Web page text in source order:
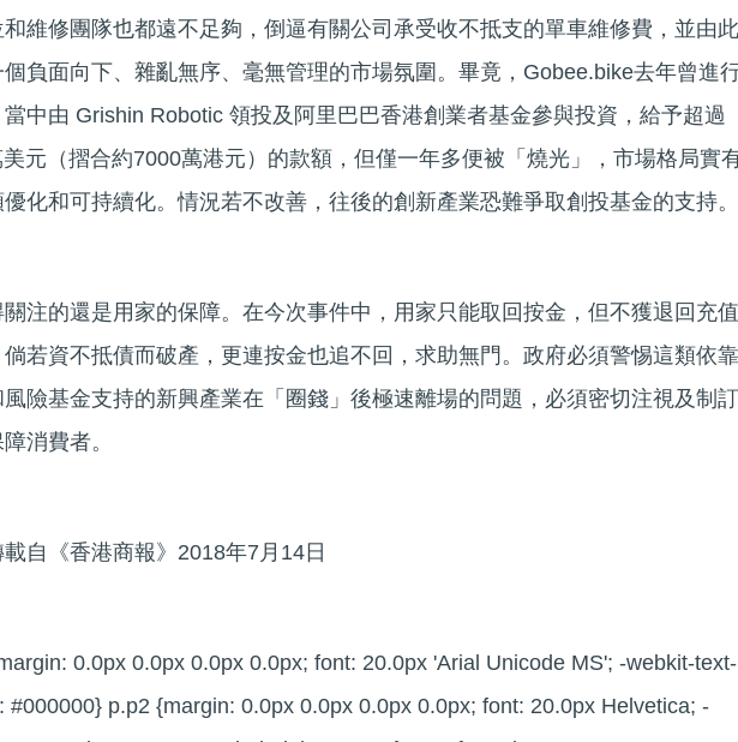
維修團隊也都遠不足夠，倒逼有關公司承受收不抵支的單車維修費，並由此
個負面向下、雜亂無序、毫無管理的市場氛圍。畢竟，Gobee.bike去年曾進
中由 Grishin Robotic 領投及阿里巴巴香港創業者基金參與投資，給予超過
元（摺合約7000萬港元）的款額，但僅一年多便被「燒光」，市場格局實
化和可持續化。情況若不改善，往後的創新產業恐難爭取創投基金的支持。
注的還是用家的保障。在今次事件中，用家只能取回按金，但不獲退回充值
若資不抵債而破產，更連按金也追不回，求助無門。政府必須警惕這類依靠
險基金支持的新興產業在「圈錢」後極速離場的問題，必須密切注視及制訂
消費者。
載自《香港商報》2018年7月14日
0.0px 0.0px 0.0px 0.0px; font: 20.0px 'Arial Unicode MS'; -webkit-text-
#000000} p.p2 {margin: 0.0px 0.0px 0.0px 0.0px; font: 20.0px Helvetica; -